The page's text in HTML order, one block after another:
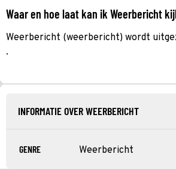
Waar en hoe laat kan ik Weerbericht
Weerbericht (weerbericht) wordt
.
INFORMATIE OVER WEERBERICHT
GENRE Weerbericht